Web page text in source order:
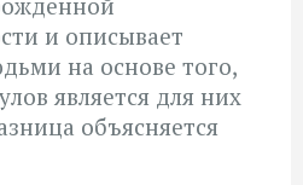
и описывает
на основе того,
является для них
объясняется